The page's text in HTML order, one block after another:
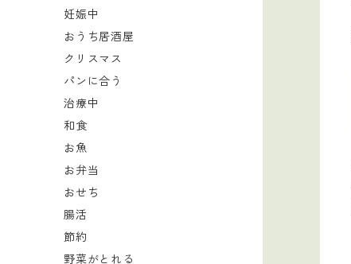
妊娠中
おうち居酒屋
クリスマス
パンに合う
治療中
和食
お魚
お弁当
おせち
腸活
節約
野菜がとれる